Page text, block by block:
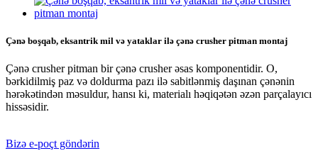
Çənə boşqab, eksantrik mil və yataklar ilə çənə crusher pitman montaj
Çənə crusher pitman bir çənə crusher əsas komponentidir. O,
bərkidilmiş paz və doldurma pazı ilə sabitlənmiş daşınan çənənin
hərəkətindən məsuldur, hansı ki, materialı həqiqətən əzən parçalayıcı
hissəsidir.
Bizə e-poçt göndərin